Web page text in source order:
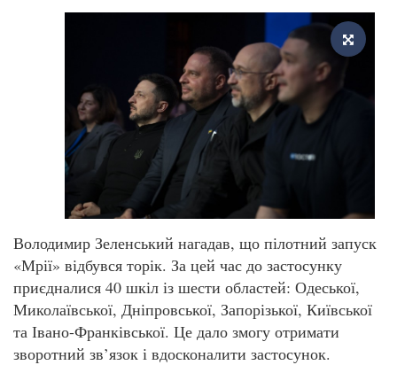
Володимир Зеленський нагадав, що пілотний запуск
«Мрії» відбувся торік. За цей час до застосунку
приєдналися 40 шкіл із шести областей: Одеської,
Миколаївської, Дніпровської, Запорізької, Київської
та Івано-Франківської. Це дало змогу отримати
зворотний зв’язок і вдосконалити застосунок.